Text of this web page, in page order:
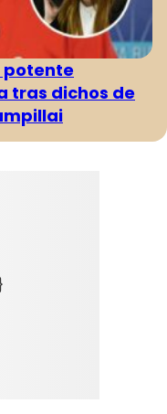
potente
tras dichos de